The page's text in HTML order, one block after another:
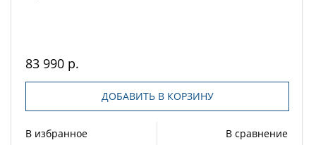
83 990 р.
ДОБАВИТЬ В КОРЗИНУ
В избранное В сравнение